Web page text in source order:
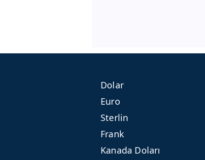
Dolar
Euro
Sterlin
Frank
Kanada Doları